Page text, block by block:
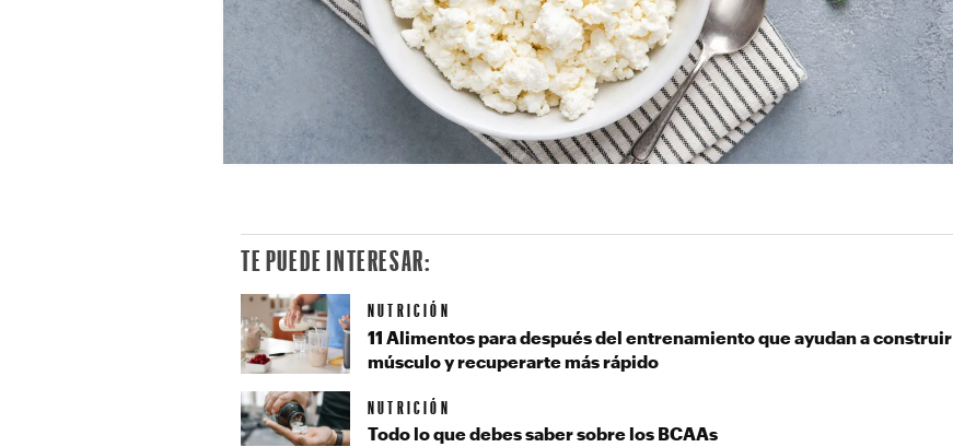
TE PUEDE INTERESAR:
NUTRICIÓN
11 Alimentos para después del entrenamiento que ayudan a construir
músculo y recuperarte más rápido
NUTRICIÓN
Todo lo que debes saber sobre los BCAAs